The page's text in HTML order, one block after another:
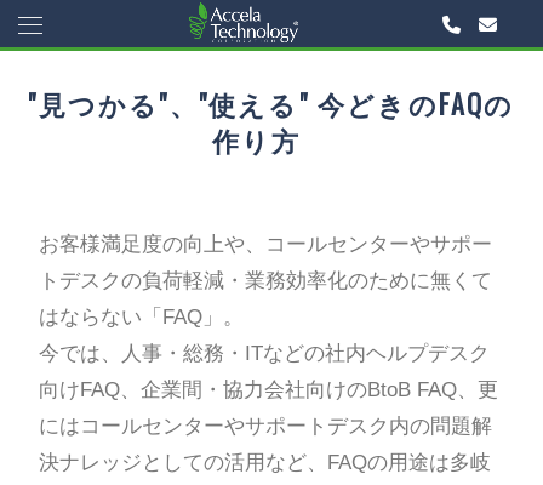
"見つかる"、"使える" 今どきのFAQの
作り方
お客様満足度の向上や、コールセンターやサポー
トデスクの負荷軽減・業務効率化のために無くて
はならない「FAQ」。
今では、人事・総務・ITなどの社内ヘルプデスク
向けFAQ、企業間・協力会社向けのBtoB FAQ、更
にはコールセンターやサポートデスク内の問題解
決ナレッジとしての活用など、FAQの用途は多岐